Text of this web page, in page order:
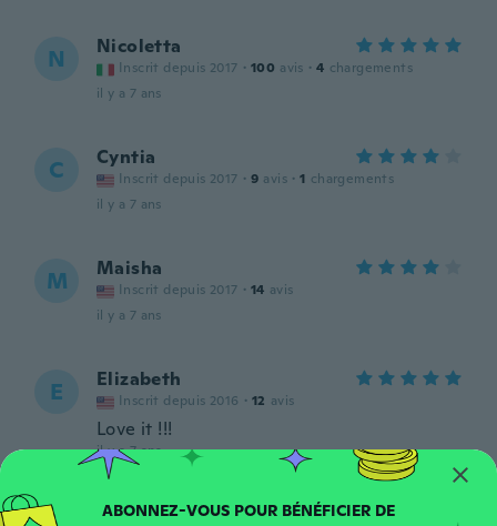
N Nicoletta
Inscrit depuis 2017 · 100 avis · 4 chargements
il y a 7 ans
C Cyntia
Inscrit depuis 2017 · 9 avis · 1 chargements
il y a 7 ans
M Maisha
Inscrit depuis 2017 · 14 avis
il y a 7 ans
E Elizabeth
Inscrit depuis 2016 · 12 avis
Love it !!!
il y a 7 ans
Casey